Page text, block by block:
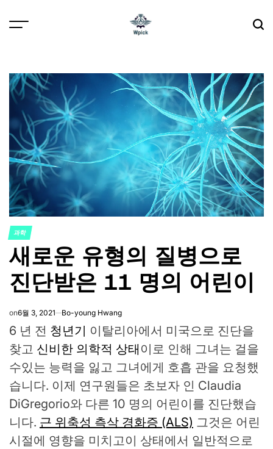
POSTED
IN
과학
새로운 유형의 질병으로
진단받은 11 명의 어린이
on6월 3, 2021 Bo-young Hwang
6 년 전 청년기 이탈리아에서 미국으로 진단을
찾고 신비한 의학적 상태 이로 인해 그녀는 걸을
수있는 능력을 잃고 그녀에게 호흡 관을 요청했
습니다. 이제 연구원들은 초보자 인 Claudia
DiGregorio와 다른 10 명의 어린이를 진단했습
니다. 근 위축성 측삭 경화증 (ALS) 그것은 어린
시절에 영향을 미치고이 상태에서 일반적으로